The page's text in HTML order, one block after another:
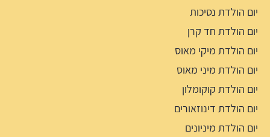
יום הולדת נסיכות
יום הולדת חד קרן
יום הולדת מיקי מאוס
יום הולדת מיני מאוס
יום הולדת קוקומלון
יום הולדת דינוזאורים
יום הולדת מיניונים